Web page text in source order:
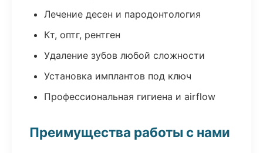
Лечение десен и пародонтология
Кт, оптг, рентген
Удаление зубов любой сложности
Установка имплантов под ключ
Профессиональная гигиена и airflow
Преимущества работы с нами